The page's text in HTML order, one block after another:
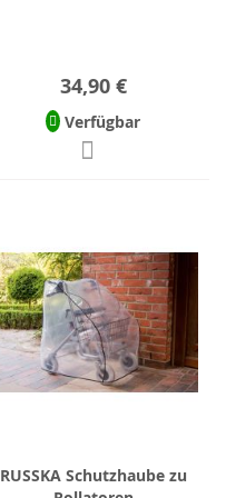
34,90 €
Verfügbar
RUSSKA Schutzhaube zu